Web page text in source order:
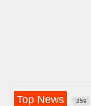
Top News 259